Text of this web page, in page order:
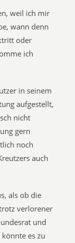
weil ich mir
wann denn
oder
ich
in seinem
aufgestellt,
nicht
gern
noch
auch
als ob die
verlorener
und
es zu